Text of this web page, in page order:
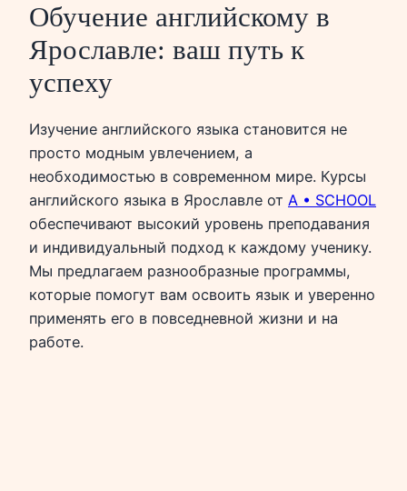
Обучение английскому в
Ярославле: ваш путь к
успеху
Изучение английского языка становится не
просто модным увлечением, а
необходимостью в современном мире. Курсы
английского языка в Ярославле от A • SCHOOL
обеспечивают высокий уровень преподавания
и индивидуальный подход к каждому ученику.
Мы предлагаем разнообразные программы,
которые помогут вам освоить язык и уверенно
применять его в повседневной жизни и на
работе.